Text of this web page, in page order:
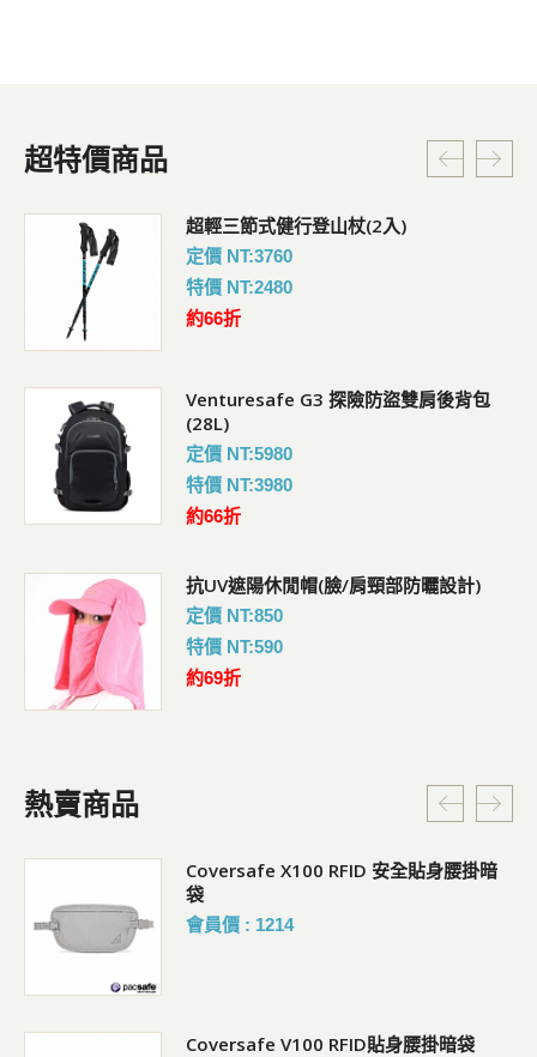
超特價商品
超輕三節式健行登山杖(2入)
定價 NT:3760
特價 NT:2480
約66折
Venturesafe G3 探險防盜雙肩後背包
(28L)
定價 NT:5980
特價 NT:3980
約66折
抗UV遮陽休閒帽(臉/肩頸部防曬設計)
定價 NT:850
特價 NT:590
約69折
熱賣商品
Coversafe X100 RFID 安全貼身腰掛暗
袋
會員價 : 1214
Coversafe V100 RFID貼身腰掛暗袋